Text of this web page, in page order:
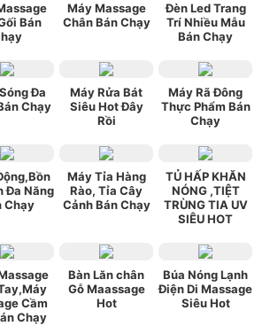
Bán
Máy Massage
Chân Bán Chạy
Đèn Led Trang
Trí Nhiều Mẫu
Bán Chạy
Đa
Chạy
Máy Rửa Bát
Siêu Hot Đây
Rồi
Máy Rã Đông
Thực Phẩm Bán
Chạy
Đa Năng
Chạy
Máy Tỉa Hàng
Rào, Tỉa Cây
Cảnh Bán Chạy
TỦ HẤP KHĂN
NÓNG ,TIỆT
TRÙNG TIA UV
SIÊU HOT
Cầm
Chạy
Bàn Lăn chân
Gỗ Maassage
Hot
Búa Nóng Lạnh
Điện Di Massage
Siêu Hot